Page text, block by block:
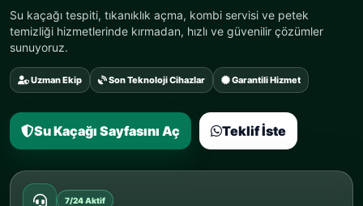
Su kaçağı tespiti, tıkanıklık açma, kombi servisi ve petek
temizliği hizmetlerinde kırmadan, hızlı ve güvenilir çözümler
sunuyoruz.
Uzman Ekip Son Teknoloji Cihazlar Garantili Hizmet
Su Kaçağı Sayfasını Aç Teklif İste
7/24 Aktif